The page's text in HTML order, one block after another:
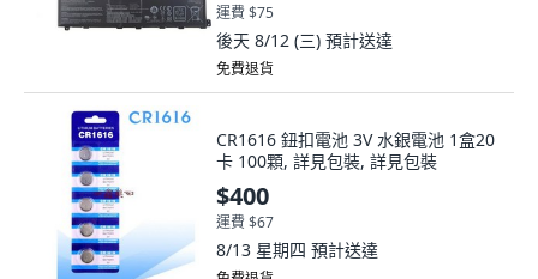
運費 $75
後天 8/12 (三) 預計送達
免費退貨
CR1616 鈕扣電池 3V 水銀電池 1盒20
卡 100顆, 詳見包裝, 詳見包裝
$400
運費 $67
8/13 星期四 預計送達